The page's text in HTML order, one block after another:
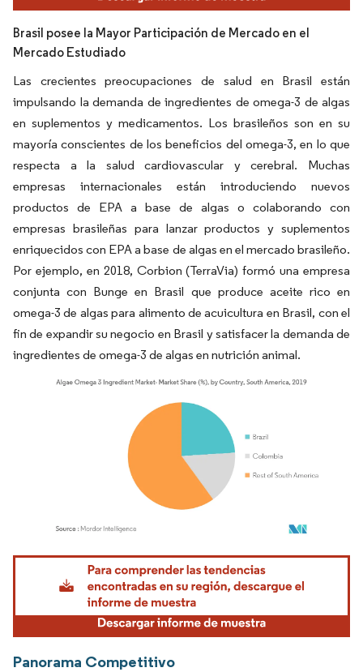
Brasil posee la Mayor Participación de Mercado en el
Mercado Estudiado
Las crecientes preocupaciones de salud en Brasil están
impulsando la demanda de ingredientes de omega-3 de algas
en suplementos y medicamentos. Los brasileños son en su
mayoría conscientes de los beneficios del omega-3, en lo que
respecta a la salud cardiovascular y cerebral. Muchas
empresas internacionales están introduciendo nuevos
productos de EPA a base de algas o colaborando con
empresas brasileñas para lanzar productos y suplementos
enriquecidos con EPA a base de algas en el mercado brasileño.
Por ejemplo, en 2018, Corbion (TerraVia) formó una empresa
conjunta con Bunge en Brasil que produce aceite rico en
omega-3 de algas para alimento de acuicultura en Brasil, con el
fin de expandir su negocio en Brasil y satisfacer la demanda de
ingredientes de omega-3 de algas en nutrición animal.
Imagen © Mordor Intelligence. El uso requiere atribución según CC BY 4.0.
Panorama Competitivo